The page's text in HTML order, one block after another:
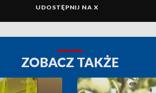
UDOSTĘPNIJ NA X
ZOBACZ TAKŻE